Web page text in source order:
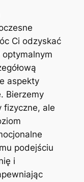
Ci odzyskać
optymalnym
aspekty
Bierzemy
fizyczne, ale
podejściu
i